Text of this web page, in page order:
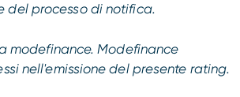
del processo di notifica.
modefinance. Modefinance
nell'emissione del presente rating.